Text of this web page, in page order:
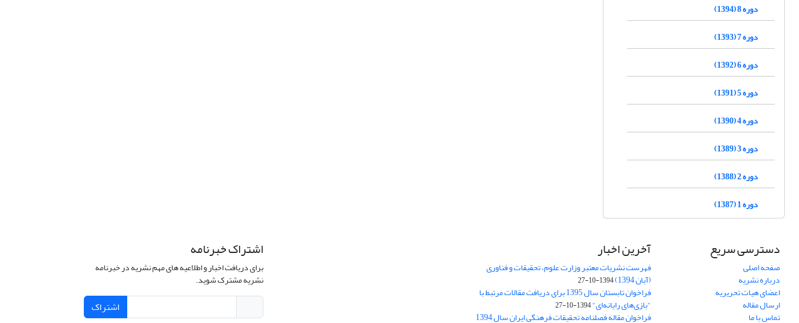
دوره 8 (1394)
دوره 7 (1393)
دوره 6 (1392)
دوره 5 (1391)
دوره 4 (1390)
دوره 3 (1389)
دوره 2 (1388)
دوره 1 (1387)
دسترسی سریع
صفحه اصلی
درباره نشریه
اعضای هیات تحریریه
ارسال مقاله
تماس با ما
آخرین اخبار
فهرست نشریات معتبر وزارت علوم، تحقیقات و فناوری
(آبان 1394) 1394-10-27
فراخوان تابستان سال 1395 برای دریافت مقالات مرتبط با
"بازی‌های رایانه‌ای"1394-10-27
فراخوان مقاله فصلنامه تحقیقات فرهنگی ایران سال 1394
اشتراک خبرنامه
برای دریافت اخبار و اطلاعیه های مهم نشریه در خبرنامه
نشریه مشترک شوید.
اشتراک